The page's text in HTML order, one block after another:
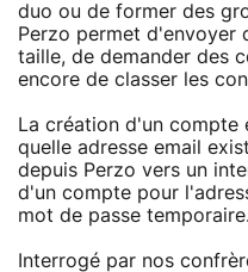
duo ou de former des
Perzo permet d'envoyer
taille, de demander des
encore de classer les
La création d'un
quelle adresse email
depuis Perzo vers un
d'un compte pour
mot de passe temporaire.
Interrogé par nos